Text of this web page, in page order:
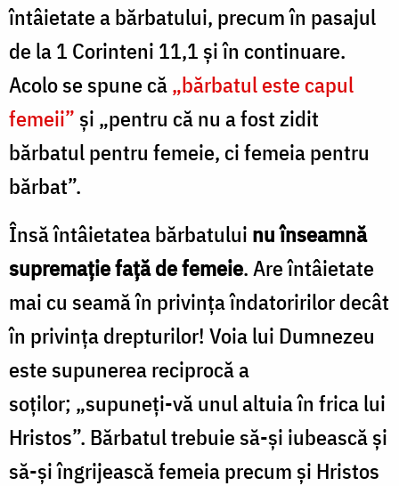
Pr.
Benedict
Both
în­tâietate a bărbatului, precum în pasajul
de la 1 Corinteni 11,1 şi în continuare.
Acolo se spune că„băr­batul este capul
femeii”şi „pentru că nu a fost zidit
bărbatul pentru femeie, ci femeia pentru
bărbat”.
Însă întâietatea bărbatului nu înseamnă
supremație faţă de femeie. Are întâietate
mai cu seamă în privinţa îndatoririlor decât
în privinţa drepturilor! Voia lui Dumnezeu
este supunerea reciprocă a
soților; „supuneţi-vă unul altuia în frica lui
Hristos”. Bărbatul trebuie să-şi iubească şi
să-şi îngrijească femeia precum şi Hristos